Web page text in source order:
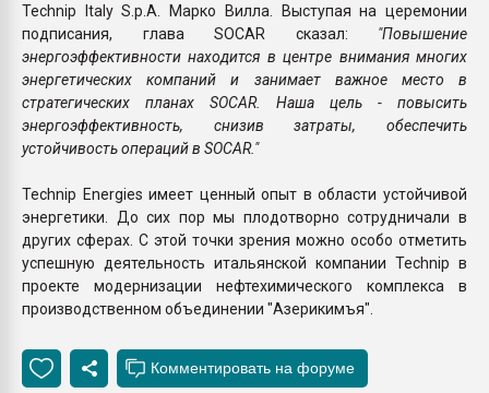
Technip Italy S.p.A. Марко Вилла. Выступая на церемонии
подписания, глава SOCAR сказал: "Повышение
энергоэффективности находится в центре внимания многих
энергетических компаний и занимает важное место в
стратегических планах SOCAR. Наша цель - повысить
энергоэффективность, снизив затраты, обеспечить
устойчивость операций в SOCAR."
Technip Energies имеет ценный опыт в области устойчивой
энергетики. До сих пор мы плодотворно сотрудничали в
других сферах. С этой точки зрения можно особо отметить
успешную деятельность итальянской компании Technip в
проекте модернизации нефтехимического комплекса в
производственном объединении "Азерикимъя".